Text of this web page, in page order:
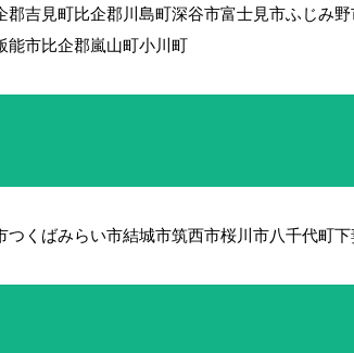
郡吉見町比企郡川島町深谷市富士見市ふじみ野
能市比企郡嵐山町小川町
つくばみらい市結城市筑西市桜川市八千代町下